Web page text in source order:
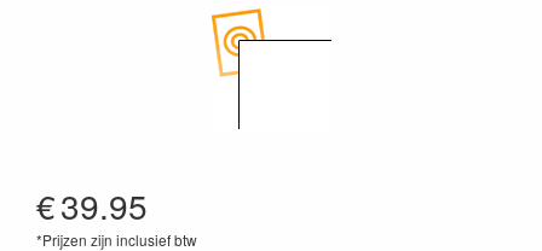
€39.95
*Prijzen zijn inclusief btw